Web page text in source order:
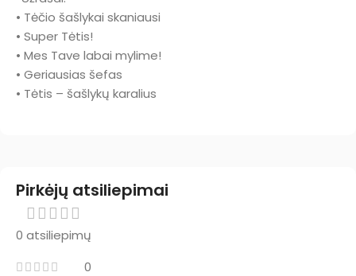
• Tėčio šašlykai skaniausi
• Super Tėtis!
• Mes Tave labai mylime!
• Geriausias šefas
• Tėtis – šašlykų karalius
Pirkėjų atsiliepimai
0 atsiliepimų
0